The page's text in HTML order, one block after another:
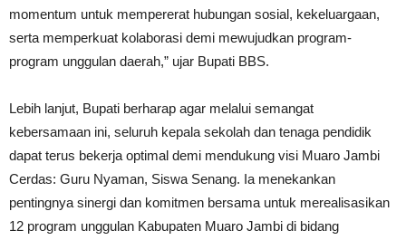
momentum untuk mempererat hubungan sosial, kekeluargaan,
serta memperkuat kolaborasi demi mewujudkan program-
program unggulan daerah,” ujar Bupati BBS.
Lebih lanjut, Bupati berharap agar melalui semangat
kebersamaan ini, seluruh kepala sekolah dan tenaga pendidik
dapat terus bekerja optimal demi mendukung visi Muaro Jambi
Cerdas: Guru Nyaman, Siswa Senang. Ia menekankan
pentingnya sinergi dan komitmen bersama untuk merealisasikan
12 program unggulan Kabupaten Muaro Jambi di bidang